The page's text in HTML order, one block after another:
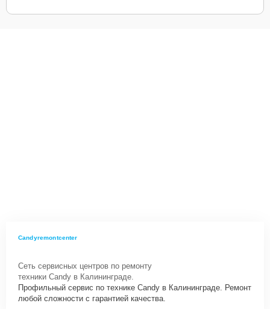
Candyremontcenter
Сеть сервисных центров по ремонту
техники Candy в Калининграде.
Профильный сервис по технике Candy в Калининграде. Ремонт
любой сложности с гарантией качества.